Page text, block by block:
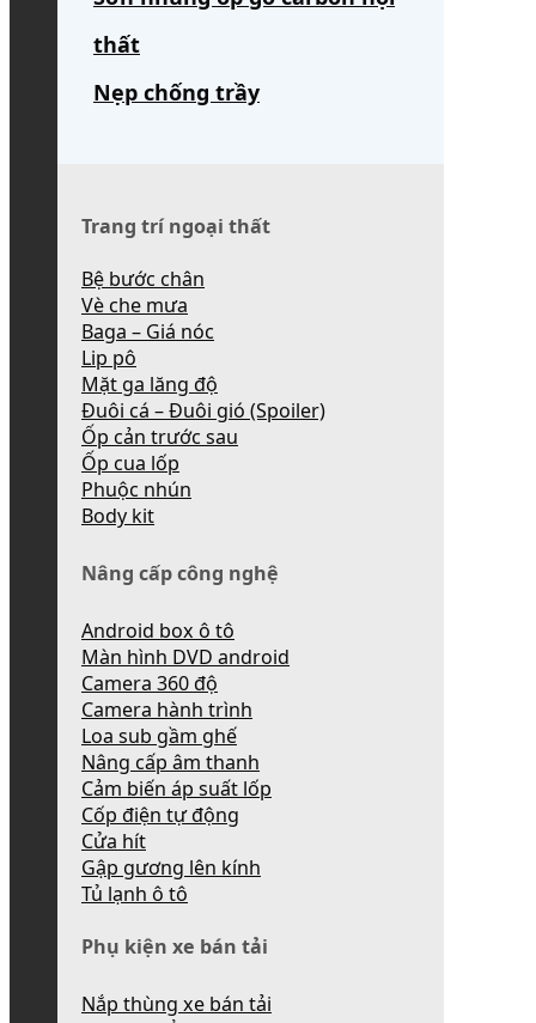
thất
Nẹp chống trầy
Trang trí ngoại thất
Bệ bước chân
Vè che mưa
Baga – Giá nóc
Lip pô
Mặt ga lăng độ
Đuôi cá – Đuôi gió (Spoiler)
Ốp cản trước sau
Ốp cua lốp
Phuộc nhún
Body kit
Nâng cấp công nghệ
Android box ô tô
Màn hình DVD android
Camera 360 độ
Camera hành trình
Loa sub gầm ghế
Nâng cấp âm thanh
Cảm biến áp suất lốp
Cốp điện tự động
Cửa hít
Gập gương lên kính
Tủ lạnh ô tô
Phụ kiện xe bán tải
Nắp thùng xe bán tải